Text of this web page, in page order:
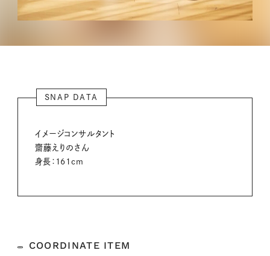
SNAP DATA
イメージコンサルタント
齋藤えりのさん
身長：161cm
COORDINATE ITEM